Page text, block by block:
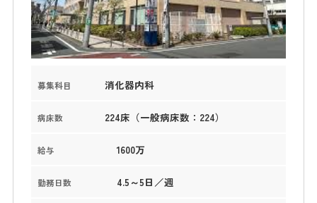
募集科目 消化器内科
病床数 224床（一般病床数：224）
給与 1600万
勤務日数 4.5～5日／週